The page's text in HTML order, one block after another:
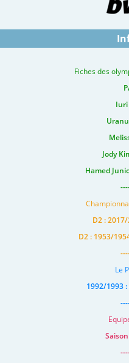
Fiches des
Iuri
Jody
Hamed
D2 :
D2 : 1953/
Le
1992/1993